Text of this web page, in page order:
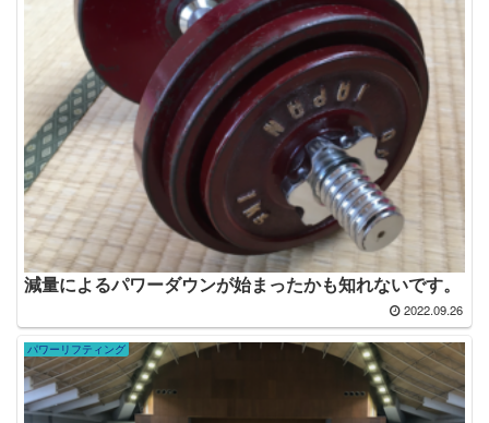
減量によるパワーダウンが始まったかも知れないです。
2022.09.26
パワーリフティング